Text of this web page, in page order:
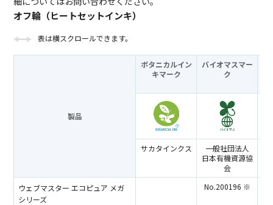
オフ輪（ヒートセットインキ）
表は横スクロールできます。
製品
ボタニカルイン
キマーク
バイオマスマー
ク
サカタインクス
一般社団法人
日本有機資源協
会
ウェブマスター エコピュア メガ
シリーズ
No.200196 ※